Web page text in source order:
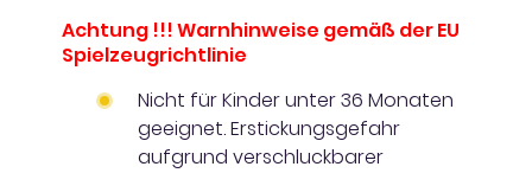
Achtung !!! Warnhinweise gemäß der EU
Spielzeugrichtlinie
Nicht für Kinder unter 36 Monaten
geeignet. Erstickungsgefahr
aufgrund verschluckbarer